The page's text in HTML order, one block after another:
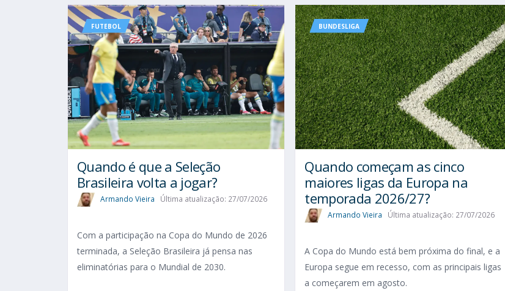
FUTEBOL
Quando é que a Seleção
Brasileira volta a jogar?
Armando Vieira Última atualização: 27/07/2026
Com a participação na Copa do Mundo de 2026
terminada, a Seleção Brasileira já pensa nas
eliminatórias para o Mundial de 2030.
BUNDESLIGA
Quando começam as cinco
maiores ligas da Europa na
temporada 2026/27?
Armando Vieira Última atualização: 27/07/2026
A Copa do Mundo está bem próxima do final, e a
Europa segue em recesso, com as principais ligas
a começarem em agosto.